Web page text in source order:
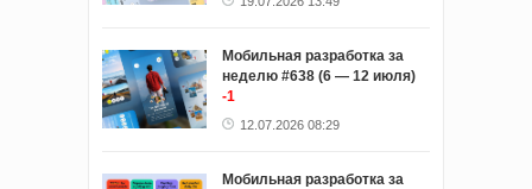
Мобильная разработка за
неделю #638 (6 — 12 июля)
-1
12.07.2026 08:29
Мобильная разработка за